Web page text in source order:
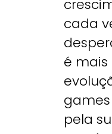
cada
é
pela